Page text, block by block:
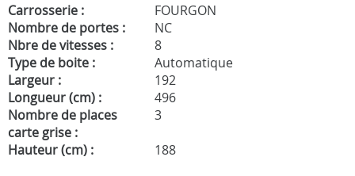
Carrosserie :
FOURGON
Nombre de portes :
NC
Nbre de vitesses :
8
Type de boite :
Automatique
Largeur :
192
Longueur (cm) :
496
Nombre de places
carte grise :
3
Hauteur (cm) :
188